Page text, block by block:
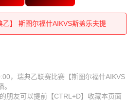
】 斯图尔福什AIKVS斯盖乐夫提
】 斯图尔福什AIKVS斯盖乐夫提
】 斯图尔福什AIKVS斯盖乐夫提
乙】 斯图尔福什AIKVS斯盖乐夫提
，瑞典乙联赛比赛【斯图尔福什AIKVS
朋友可以提前【CTRL+D】收藏本页面